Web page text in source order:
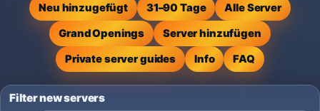
Neu hinzugefügt 31–90 Tage
Alle Server
Grand Openings
Server hinzufügen
Private server guides
Info FAQ
Filter new servers